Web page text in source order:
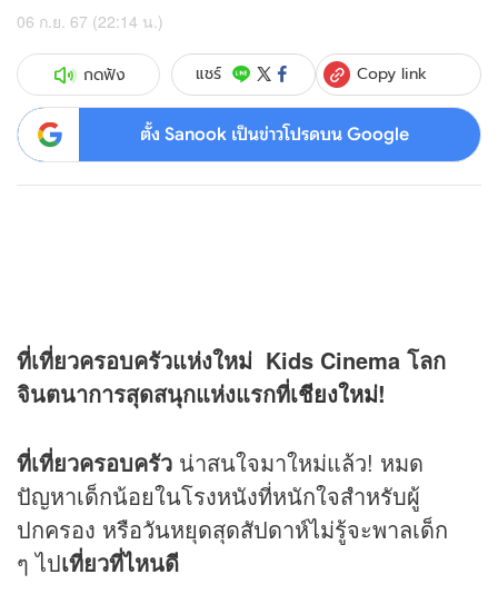
06 ก.ย. 67 (22:14 น.)
กดฟัง แชร์ Copy link
ตั้ง Sanook เป็นข่าวโปรดบน Google
ที่เที่ยวครอบครัวแห่งใหม่ Kids Cinema โลก
จินตนาการสุดสนุกแห่งแรกที่เชียงใหม่!
ที่เที่ยวครอบครัว น่าสนใจมาใหม่แล้ว! หมด
ปัญหาเด็กน้อยในโรงหนังที่หนักใจสำหรับผู้
ปกครอง หรือวันหยุดสุดสัปดาห์ไม่รู้จะพาลเด็ก
ๆ ไปเที่ยวที่ไหนดี